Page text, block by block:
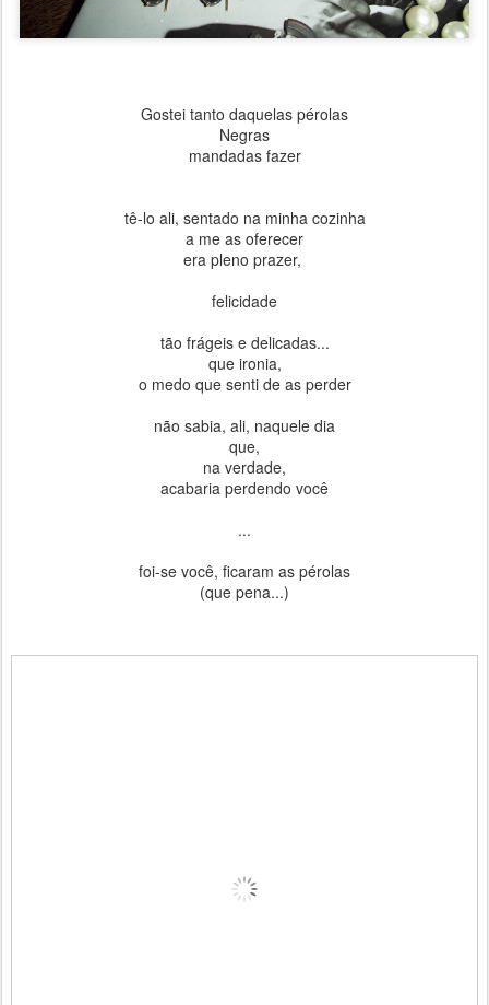
Gostei tanto daquelas pérolas
Negras
mandadas fazer
tê-lo ali, sentado na minha cozinha
a me as oferecer
era pleno prazer,
felicidade
tão frágeis e delicadas...
que ironia,
o medo que senti de as perder
não sabia, ali, naquele dia
que,
na verdade,
acabaria perdendo você
...
foi-se você, ficaram as pérolas
(que pena...)